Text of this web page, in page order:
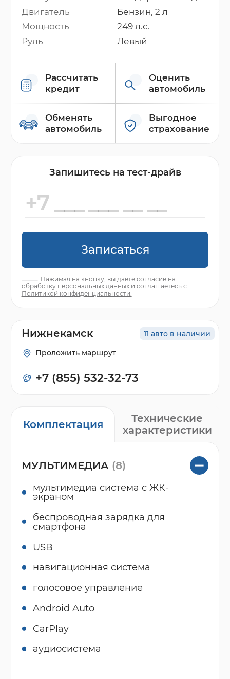
Двигатель
Бензин, 2 л
Мощность
249 л.с.
Руль
Левый
Рассчитать
кредит
Оценить
автомобиль
Обменять
автомобиль
Выгодное
страхование
Запишитесь на тест-драйв
Записаться
Нажимая на кнопку, вы даете согласие на
обработку персональных данных и соглашаетесь с
Политикой конфиденциальности.
Комплектация
Технические
характеристики
МУЛЬТИМЕДИА (8)
мультимедиа система с ЖК-
экраном
беспроводная зарядка для
смартфона
USB
навигационная система
голосовое управление
Android Auto
CarPlay
аудиосистема
11 авто в наличии
Нижнекамск
Проложить маршрут
+7 (855) 532-32-73